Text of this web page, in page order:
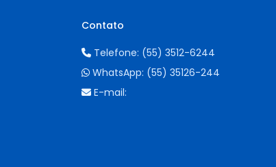
Contato
Telefone: (55) 3512-6244
WhatsApp: (55) 35126-244
E-mail: